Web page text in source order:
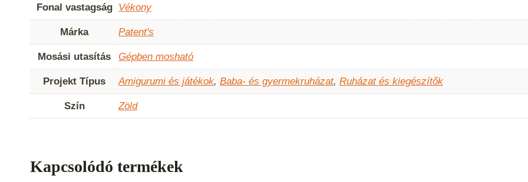
Fonal vastagság Vékony
Márka Patent's
Mosási utasítás Gépben mosható
Projekt Típus Amigurumi és játékok, Baba- és gyermekruházat, Ruházat és kiegészítők
Szín Zöld
Kapcsolódó termékek